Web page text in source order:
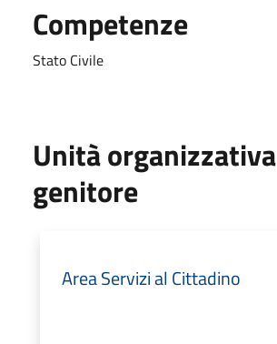
Competenze
Stato Civile
Unità organizzativa
genitore
Area Servizi al Cittadino